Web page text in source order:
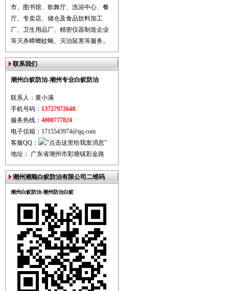
市、图书馆、歌舞厅、洗浴中心、餐
厅、专卖店、储仓及食品饮料加工
厂、卫生用品厂、精密仪器制造企业
等灭杀蟑螂蚊蝇、灭治鼠害等服务。
联系我们
潮州白蚁防治-潮州专业白蚁防治
联系人：黄小满
手机号码： 13727972648
服务热线： 4000777824
电子信箱：1715543974@qq.com
客服QQ：
地址： 广东省潮州市彩塘镇彩金路
潮州潮顺白蚁防治有限公司二维码
潮州白蚁防治-潮州防治白蚁